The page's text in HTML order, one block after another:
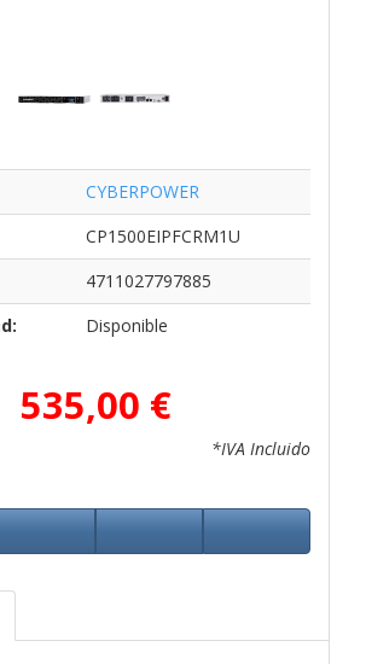
CYBERPOWER
CP1500EIPFCRM1U
4711027797885
Disponible
535,00 €
*IVA Incluido